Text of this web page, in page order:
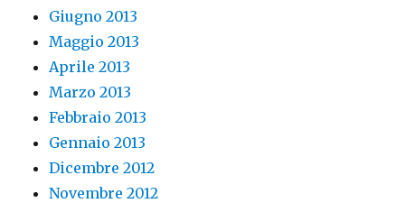
Giugno 2013
Maggio 2013
Aprile 2013
Marzo 2013
Febbraio 2013
Gennaio 2013
Dicembre 2012
Novembre 2012